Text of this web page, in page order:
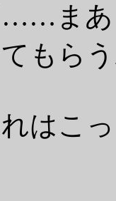
……まあ
もら
れはこ